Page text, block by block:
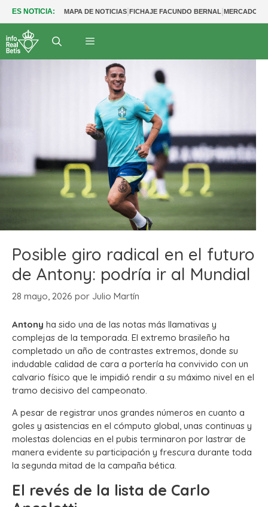
ES NOTICIA: MAPA DE NOTICIAS|FICHAJE FACUNDO BERNAL|MERCADO
Posible giro radical en el futuro
de Antony: podría ir al Mundial
28 mayo, 2026 por Julio Martín
Antony ha sido una de las notas más llamativas y
complejas de la temporada. El extremo brasileño ha
completado un año de contrastes extremos, donde su
indudable calidad de cara a portería ha convivido con un
calvario físico que le impidió rendir a su máximo nivel en el
tramo decisivo del campeonato.
A pesar de registrar unos grandes números en cuanto a
goles y asistencias en el cómputo global, unas continuas y
molestas dolencias en el pubis terminaron por lastrar de
manera evidente su participación y frescura durante toda
la segunda mitad de la campaña bética.
El revés de la lista de Carlo